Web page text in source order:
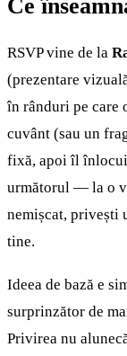
Ce
RSVP vine de la
(prezentare
în rânduri pe care
cuvânt (sau un
fixă, apoi îl
următorul — la o
nemișcat, privești
tine.
Ideea de bază e
surprinzător de
Privirea nu